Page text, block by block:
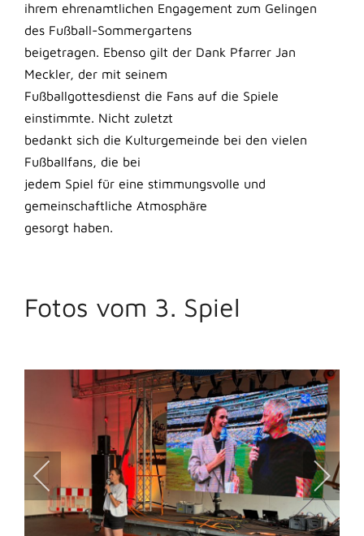
ihrem ehrenamtlichen Engagement zum Gelingen
des Fußball-Sommergartens
beigetragen. Ebenso gilt der Dank Pfarrer Jan
Meckler, der mit seinem
Fußballgottesdienst die Fans auf die Spiele
einstimmte. Nicht zuletzt
bedankt sich die Kulturgemeinde bei den vielen
Fußballfans, die bei
jedem Spiel für eine stimmungsvolle und
gemeinschaftliche Atmosphäre
gesorgt haben.
Fotos vom 3. Spiel